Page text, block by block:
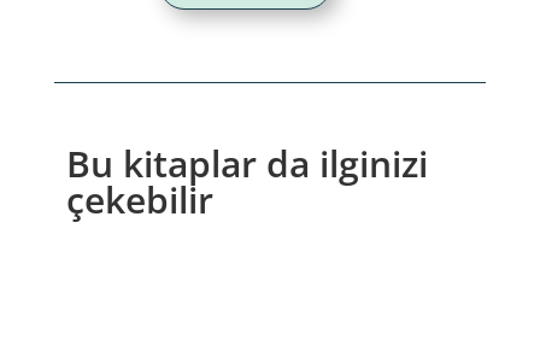
Bu kitaplar da ilginizi
çekebilir